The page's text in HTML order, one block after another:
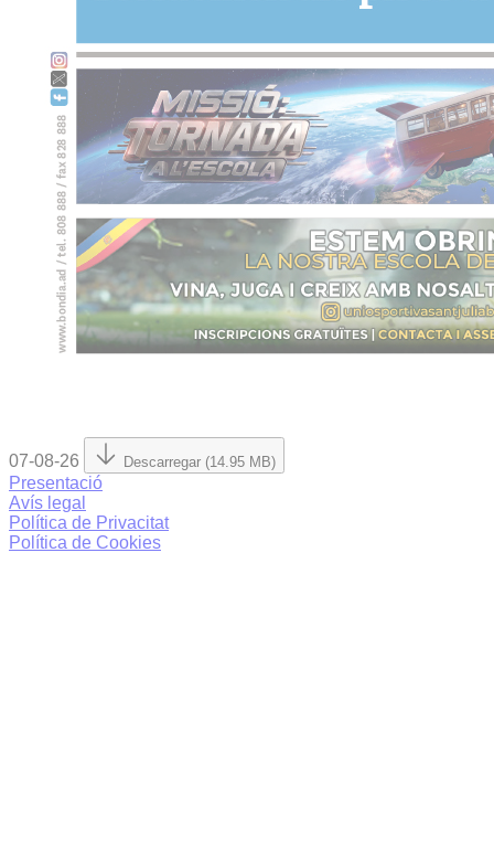
07-08-26 Descarregar (14.95 MB)
Presentació
Avís legal
Política de Privacitat
Política de Cookies